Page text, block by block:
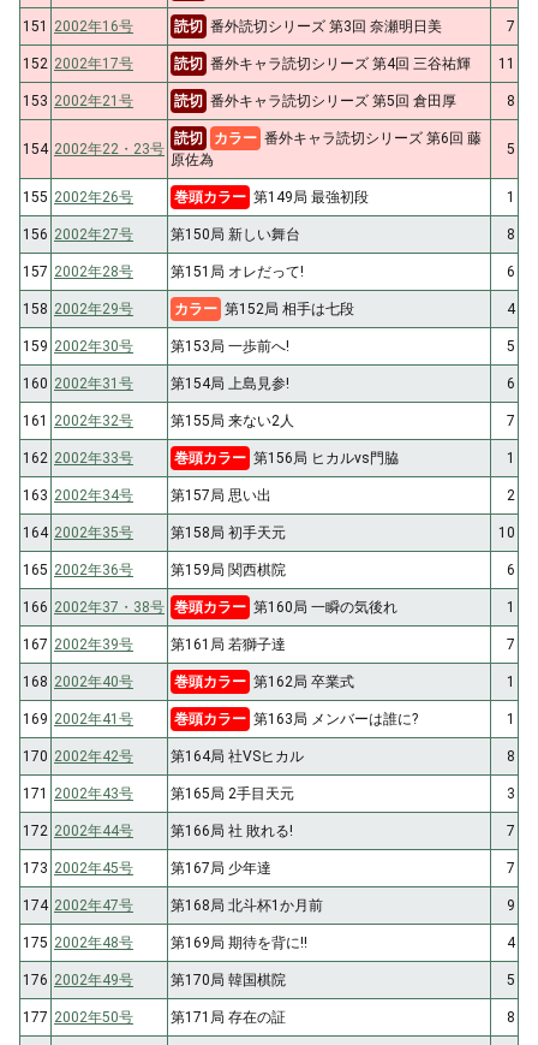
151 2002年16号 読切 番外読切シリーズ 第3回 奈瀬明日美 7
152 2002年17号 読切 番外キャラ読切シリーズ 第4回 三谷祐輝 11
153 2002年21号 読切 番外キャラ読切シリーズ 第5回 倉田厚 8
154 2002年22・23号
読切 カラー 番外キャラ読切シリーズ 第6回 藤
原佐為
5
155 2002年26号 巻頭カラー 第149局 最強初段 1
156 2002年27号 第150局 新しい舞台 8
157 2002年28号 第151局 オレだって! 6
158 2002年29号 カラー 第152局 相手は七段 4
159 2002年30号 第153局 一歩前へ! 5
160 2002年31号 第154局 上島見参! 6
161 2002年32号 第155局 来ない2人 7
162 2002年33号 巻頭カラー 第156局 ヒカルvs門脇 1
163 2002年34号 第157局 思い出 2
164 2002年35号 第158局 初手天元 10
165 2002年36号 第159局 関西棋院 6
166 2002年37・38号 巻頭カラー 第160局 一瞬の気後れ 1
167 2002年39号 第161局 若獅子達 7
168 2002年40号 巻頭カラー 第162局 卒業式 1
169 2002年41号 巻頭カラー 第163局 メンバーは誰に? 1
170 2002年42号 第164局 社VSヒカル 8
171 2002年43号 第165局 2手目天元 3
172 2002年44号 第166局 社 敗れる! 7
173 2002年45号 第167局 少年達 7
174 2002年47号 第168局 北斗杯1か月前 9
175 2002年48号 第169局 期待を背に!! 4
176 2002年49号 第170局 韓国棋院 5
177 2002年50号 第171局 存在の証 8